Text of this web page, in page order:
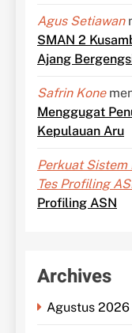
Agus Setiawan
SMAN 2
Ajang
Safrin Kone
Menggugat
Kepulauan Aru
Perkuat Sistem
Tes Profiling
Profiling ASN
Archives
Agustus 2026